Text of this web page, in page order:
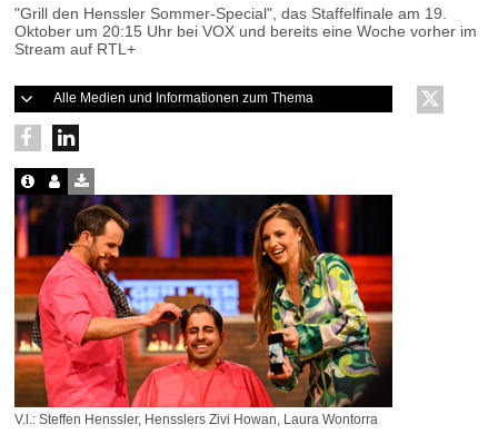
"Grill den Henssler Sommer-Special", das Staffelfinale am 19.
Oktober um 20:15 Uhr bei VOX und bereits eine Woche vorher im
Stream auf RTL+
Alle Medien und Informationen zum Thema
V.l.: Steffen Henssler, Hensslers Zivi Howan, Laura Wontorra